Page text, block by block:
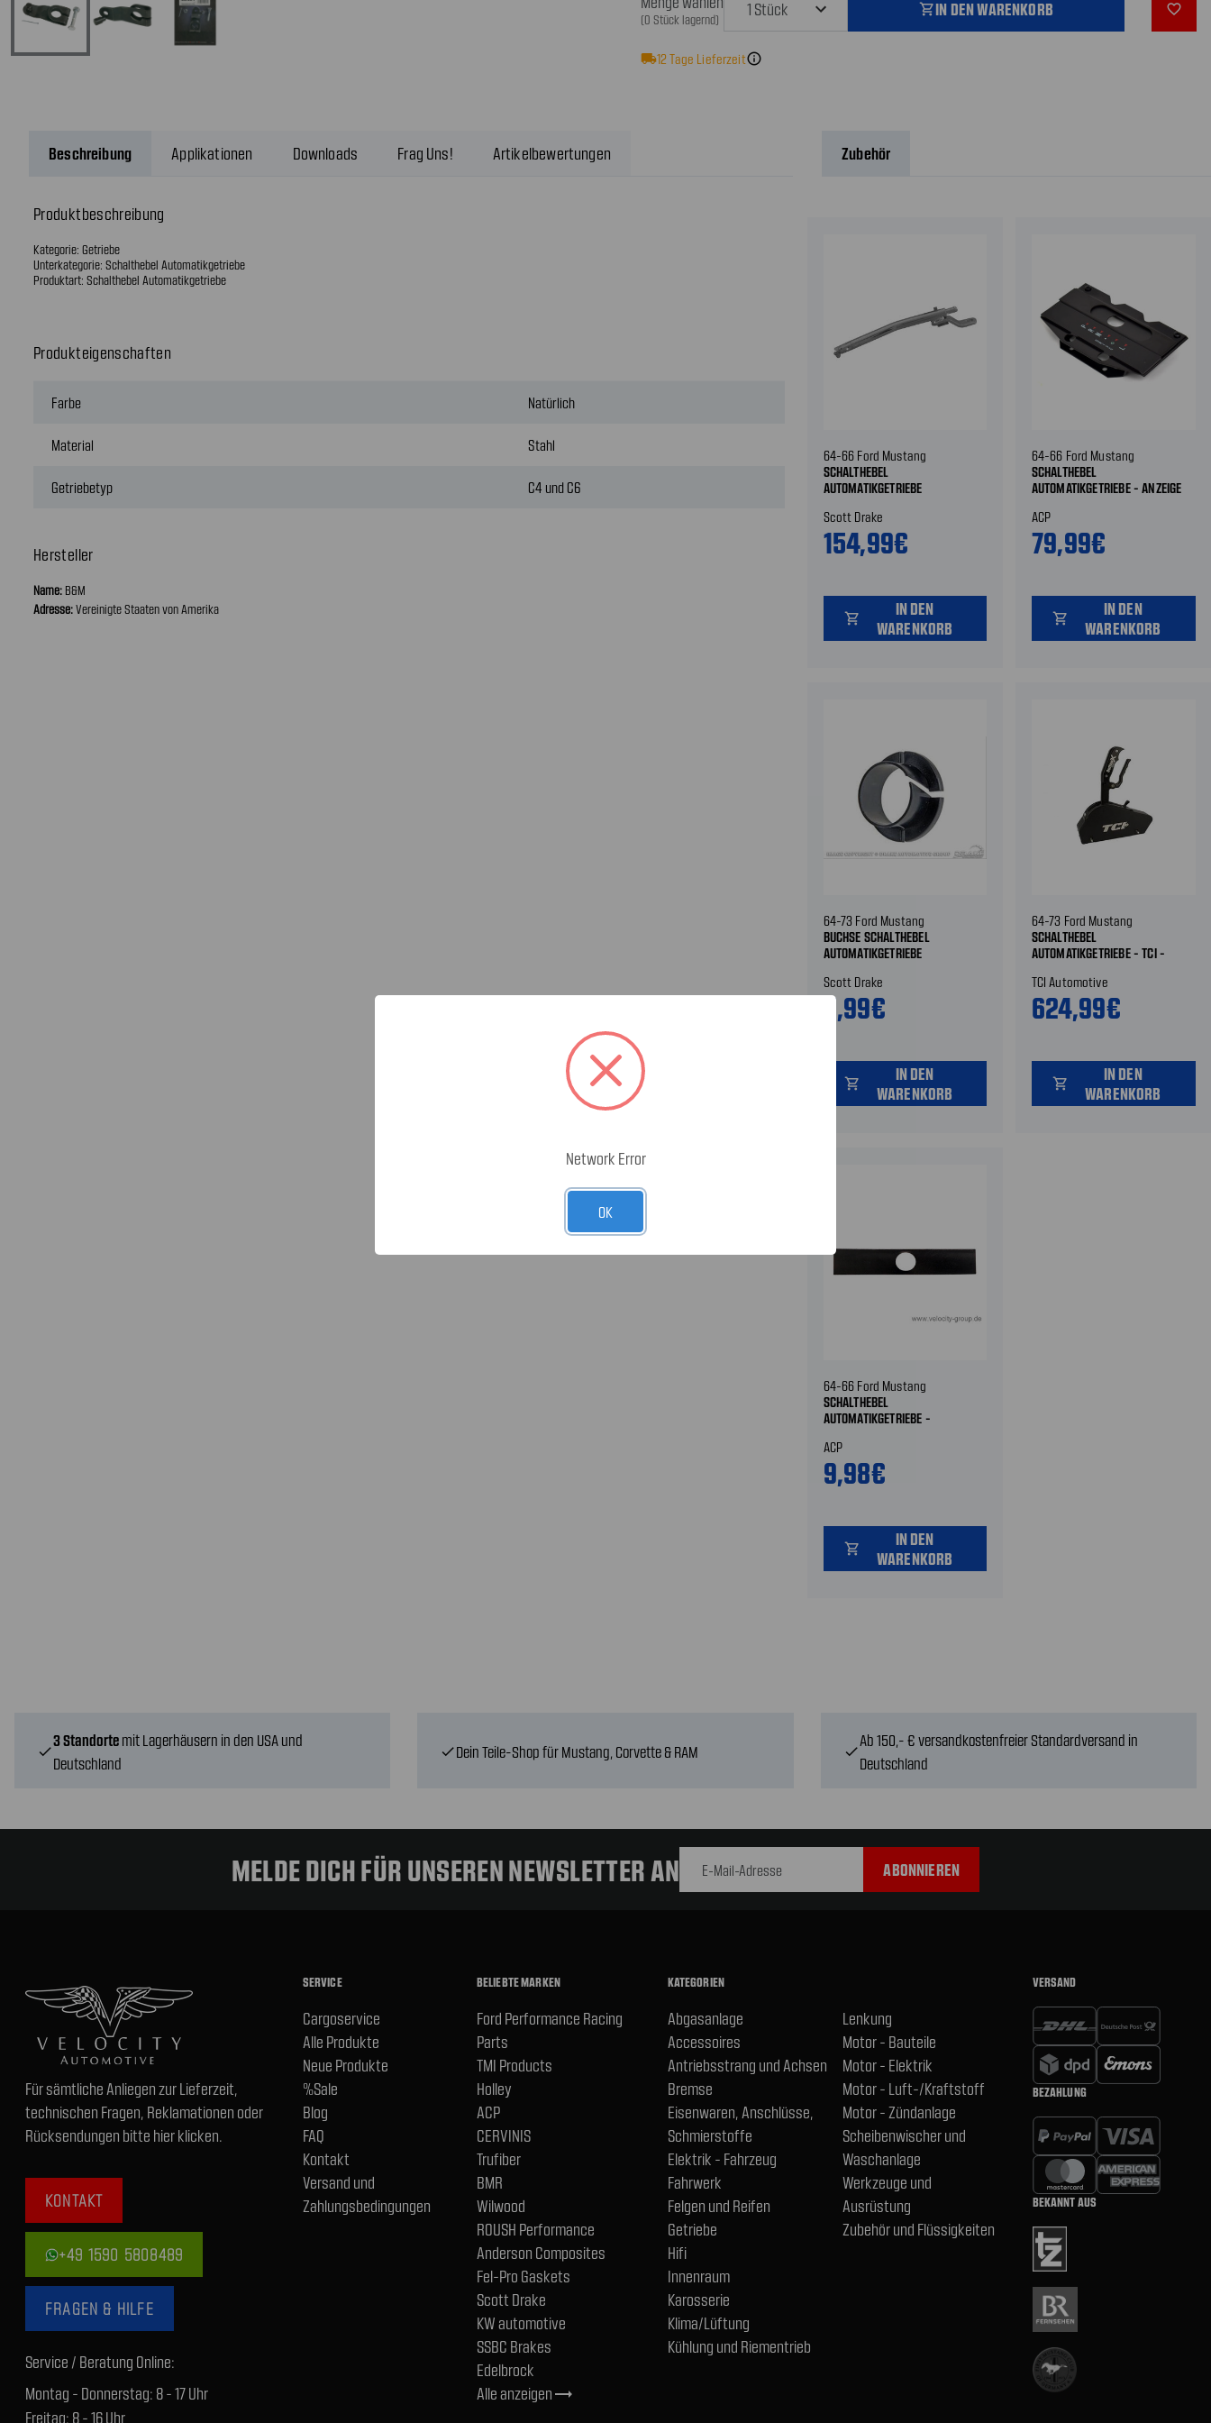
(0 Stück lagernd)
shopping_cartIN DEN WARENKORB favorite_outline
local_shipping12Tage Lieferzeitinfo
Beschreibung Applikationen Downloads Frag Uns! Artikelbewertungen
Produktbeschreibung
Kategorie: Getriebe
Unterkategorie: Schalthebel Automatikgetriebe
Produktart: Schalthebel Automatikgetriebe
Produkteigenschaften
Farbe Natürlich
Material Stahl
Getriebetyp C4 und C6
Hersteller
Name: B&M
Adresse:Vereinigte Staaten von Amerika
Zubehör
64-66 Ford Mustang
SCHALTHEBEL
AUTOMATIKGETRIEBE
Scott Drake
154,99€
shopping_cart
IN DEN
WARENKORB
64-66 Ford Mustang
SCHALTHEBEL
AUTOMATIKGETRIEBE - ANZEIGE
ACP
79,99€
shopping_cart
IN DEN
WARENKORB
64-73 Ford Mustang
BUCHSE SCHALTHEBEL
AUTOMATIKGETRIEBE
Scott Drake
5,99€
shopping_cart
IN DEN
WARENKORB
64-73 Ford Mustang
SCHALTHEBEL
AUTOMATIKGETRIEBE - TCI -
TCI Automotive
624,99€
shopping_cart
IN DEN
WARENKORB
64-66 Ford Mustang
SCHALTHEBEL
AUTOMATIKGETRIEBE -
ACP
9,98€
shopping_cart
IN DEN
WARENKORB
check
3 Standorte mit Lagerhäusern in den USA und
Deutschland
checkDein Teile-Shop für Mustang, Corvette & RAM check
Ab 150,- € versandkostenfreier Standardversand in
Deutschland
MELDE DICH FÜR UNSEREN NEWSLETTER AN
Für sämtliche Anliegen zur Lieferzeit,
technischen Fragen, Reklamationen oder
Rücksendungen bitte hier klicken.
KONTAKT
+49 1590 5808489
FRAGEN & HILFE
Service / Beratung Online:
Montag - Donnerstag: 8 - 17 Uhr
Freitag: 8 - 16 Uhr
SERVICE
Cargoservice
Alle Produkte
Neue Produkte
%Sale
Blog
FAQ
Kontakt
Versand und
Zahlungsbedingungen
BELIEBTE MARKEN
Ford Performance Racing
Parts
TMI Products
Holley
ACP
CERVINIS
Trufiber
BMR
Wilwood
ROUSH Performance
Anderson Composites
Fel-Pro Gaskets
Scott Drake
KW automotive
SSBC Brakes
Edelbrock
Alle anzeigentrending_flat
KATEGORIEN
Abgasanlage
Accessoires
Antriebsstrang und Achsen
Bremse
Eisenwaren, Anschlüsse,
Schmierstoffe
Elektrik - Fahrzeug
Fahrwerk
Felgen und Reifen
Getriebe
Hifi
Innenraum
Karosserie
Klima/Lüftung
Kühlung und Riementrieb
Lenkung
Motor - Bauteile
Motor - Elektrik
Motor - Luft-/Kraftstoff
Motor - Zündanlage
Scheibenwischer und
Waschanlage
Werkzeuge und
Ausrüstung
Zubehör und Flüssigkeiten
VERSAND
BEZAHLUNG
BEKANNT AUS
Network Error
OK